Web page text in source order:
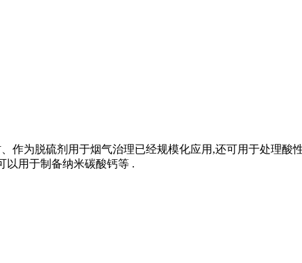
作为脱硫剂用于烟气治理已经规模化应用,还可用于处理酸
以用于制备纳米碳酸钙等 .